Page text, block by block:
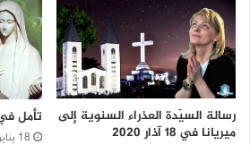
رسالة السيّدة العذراء السنوية إلى
ميريانا في 18 آذار 2020
تأمل
18 يناير، 2016